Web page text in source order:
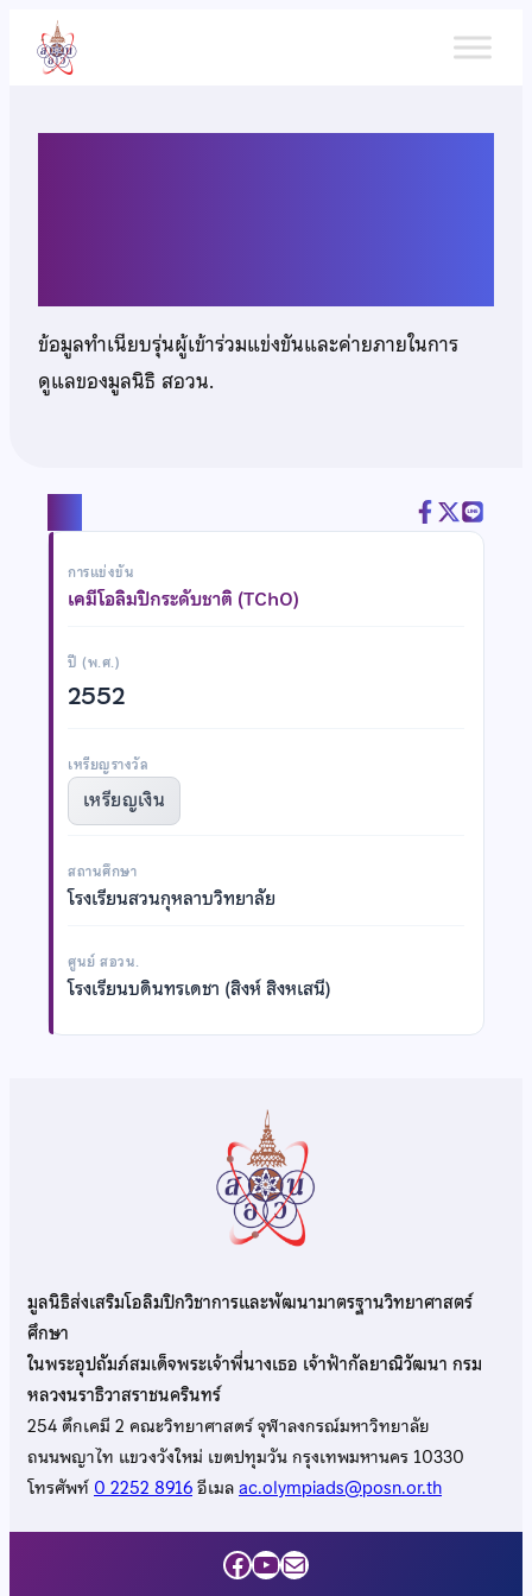
เนื้อหา
ข้อมูลทำเนียบรุ่นผู้เข้าร่วมแข่งขันและค่ายภายในการ
ดูแลของมูลนิธิ สอวน.
การแข่งขัน
เคมีโอลิมปิกระดับชาติ (TChO)
ปี (พ.ศ.)
2552
เหรียญรางวัล
เหรียญเงิน
สถานศึกษา
โรงเรียนสวนกุหลาบวิทยาลัย
ศูนย์ สอวน.
โรงเรียนบดินทรเดชา (สิงห์ สิงหเสนี)
มูลนิธิส่งเสริมโอลิมปิกวิชาการและพัฒนามาตรฐานวิทยาศาสตร์
ศึกษา
ในพระอุปถัมภ์สมเด็จพระเจ้าพี่นางเธอ เจ้าฟ้ากัลยาณิวัฒนา กรม
หลวงนราธิวาสราชนครินทร์
254 ตึกเคมี 2 คณะวิทยาศาสตร์ จุฬาลงกรณ์มหาวิทยาลัย
ถนนพญาไท แขวงวังใหม่ เขตปทุมวัน กรุงเทพมหานคร 10330
โทรศัพท์0 2252 8916อีเมลac.olympiads@posn.or.th
Facebook
YouTube
Mail